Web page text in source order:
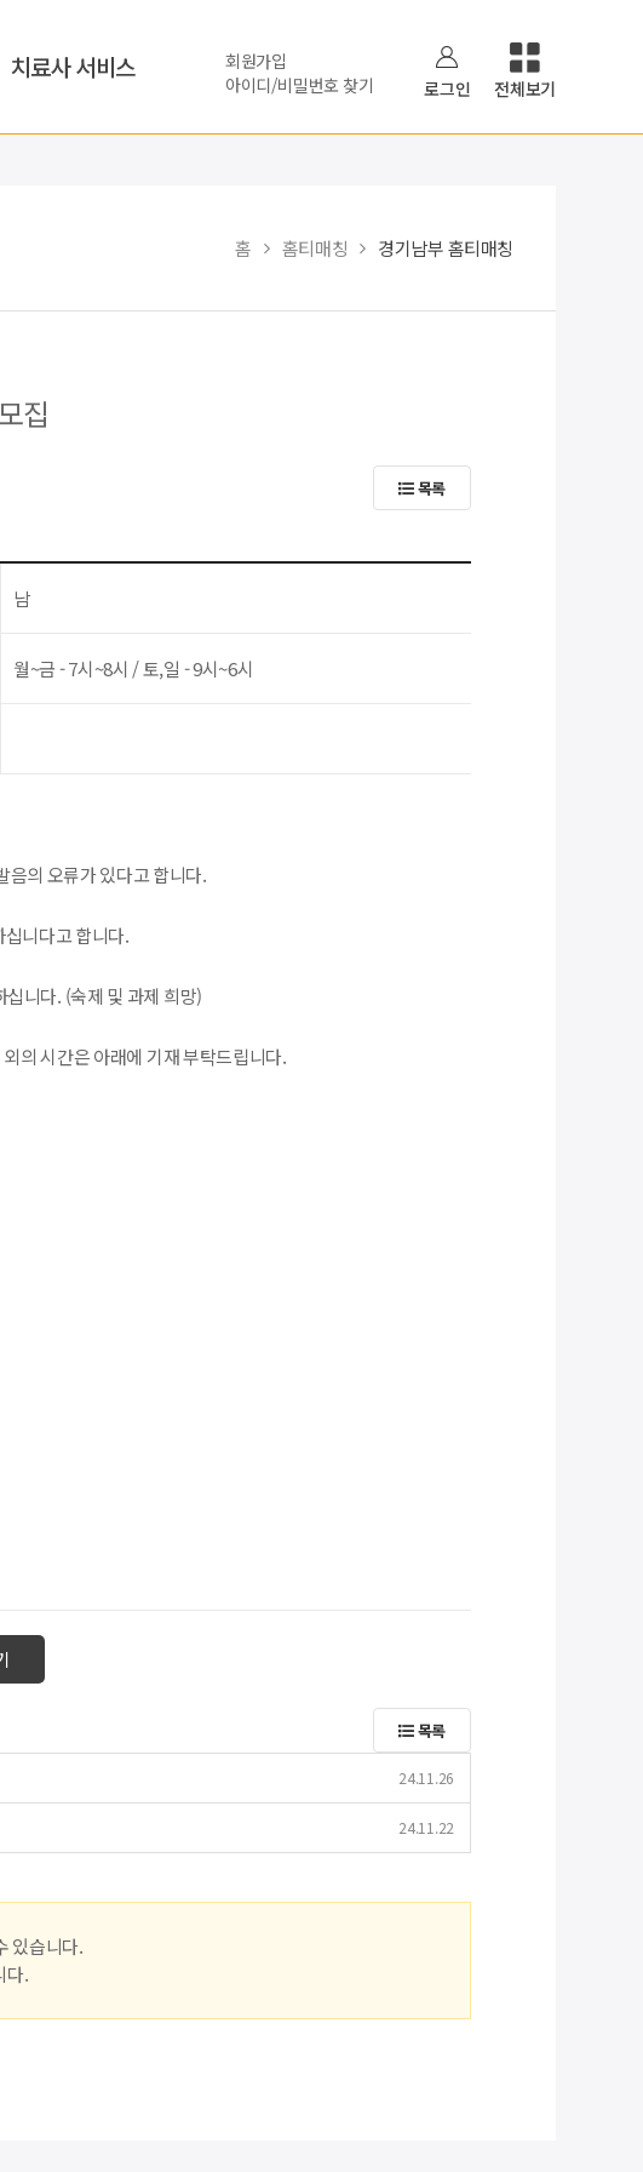
치료사 서비스
회원가입
아이디/비밀번호 찾기
로그인 전체보기
홈 홈티매칭 경기남부 홈티매칭
집
목록
남
월~금 - 7시~8시 / 토,일 - 9시~6시
의 오류가 있다고 합니다.
니다고 합니다.
니다. (숙제 및 과제 희망)
의 시간은 아래에 기재 부탁드립니다.
목록
24.11.26
24.11.22
있습니다.
다.